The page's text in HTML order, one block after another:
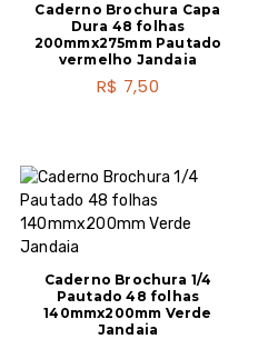
Caderno Brochura Capa
Dura 48 folhas
200mmx275mm Pautado
vermelho Jandaia
R$ 7,50
Caderno Brochura 1/4
Pautado 48 folhas
140mmx200mm Verde
Jandaia